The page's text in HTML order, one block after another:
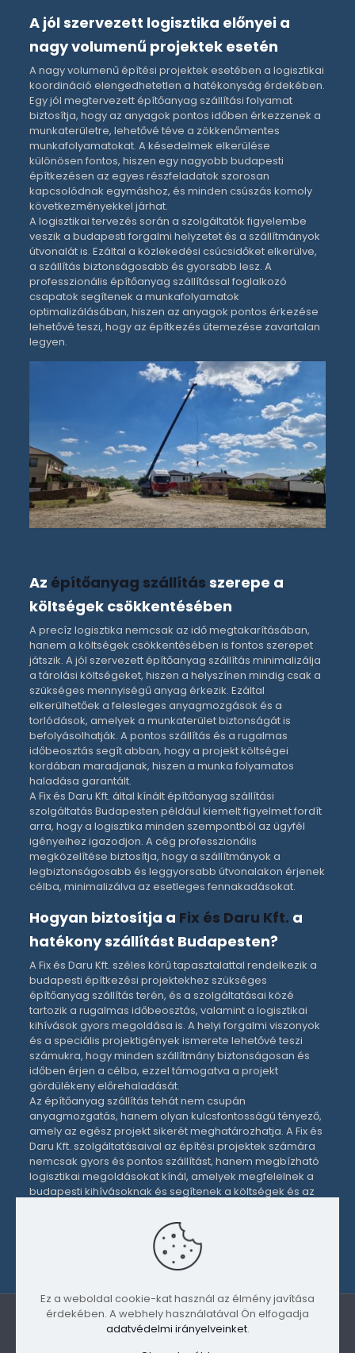
A jól szervezett logisztika előnyei a
nagy volumenű projektek esetén
A nagy volumenű építési projektek esetében a logisztikai
koordináció elengedhetetlen a hatékonyság érdekében.
Egy jól megtervezettépítőanyag szállítási folyamat
biztosítja, hogy az anyagok pontos időben érkezzenek a
munkaterületre, lehetővé téve a zökkenőmentes
munkafolyamatokat. A késedelmek elkerülése
különösen fontos, hiszen egy nagyobb budapesti
építkezésen az egyes részfeladatok szorosan
kapcsolódnak egymáshoz, és minden csúszás komoly
következményekkel járhat.
A logisztikai tervezés során a szolgáltatók figyelembe
veszik a budapesti forgalmi helyzetet és a szállítmányok
útvonalát is. Ezáltal a közlekedési csúcsidőket elkerülve,
a szállítás biztonságosabb és gyorsabb lesz. A
professzionális építőanyag szállítással foglalkozó
csapatok segítenek a munkafolyamatok
optimalizálásában, hiszen az anyagok pontos érkezése
lehetővé teszi, hogy az építkezés ütemezése zavartalan
legyen.
Az építőanyag szállítás szerepe a
költségek csökkentésében
A precíz logisztika nemcsak az idő megtakarításában,
hanem a költségek csökkentésében is fontos szerepet
játszik. A jól szervezettépítőanyag szállítás minimalizálja
a tárolási költségeket, hiszen a helyszínen mindig csak a
szükséges mennyiségű anyag érkezik. Ezáltal
elkerülhetőek a felesleges anyagmozgások és a
torlódások, amelyek a munkaterület biztonságát is
befolyásolhatják. A pontos szállítás és a rugalmas
időbeosztás segít abban, hogy a projekt költségei
kordában maradjanak, hiszen a munka folyamatos
haladása garantált.
AFix és Daru Kft. által kínáltépítőanyag szállítási
szolgáltatás Budapesten például kiemelt figyelmet fordít
arra, hogy a logisztika minden szempontból az ügyfél
igényeihez igazodjon. A cég professzionális
megközelítése biztosítja, hogy a szállítmányok a
legbiztonságosabb és leggyorsabb útvonalakon érjenek
célba, minimalizálva az esetleges fennakadásokat.
Hogyan biztosítja a Fix és Daru Kft. a
hatékony szállítást Budapesten?
AFix és Daru Kft. széles körű tapasztalattal rendelkezik a
budapesti építkezési projektekhez szükséges
építőanyag szállítás terén, és a szolgáltatásai közé
tartozik a rugalmas időbeosztás, valamint a logisztikai
kihívások gyors megoldása is. A helyi forgalmi viszonyok
és a speciális projektigények ismerete lehetővé teszi
számukra, hogy minden szállítmány biztonságosan és
időben érjen a célba, ezzel támogatva a projekt
gördülékeny előrehaladását.
Az építőanyag szállítás tehát nem csupán
anyagmozgatás, hanem olyan kulcsfontosságú tényező,
amely az egész projekt sikerét meghatározhatja. AFix és
Daru Kft. szolgáltatásaival az építési projektek számára
nemcsak gyors és pontos szállítást, hanem megbízható
logisztikai megoldásokat kínál, amelyek megfelelnek a
budapesti kihívásoknak és segítenek a költségek és az
Ez a weboldal cookie-kat használ az élmény javítása
érdekében. A webhely használatával Ön elfogadja
adatvédelmi irányelveinket.